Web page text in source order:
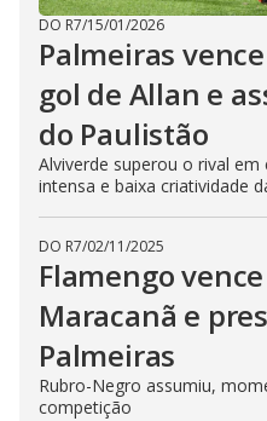
DO R7/15/01/2026
Palmeiras
gol de Allan e
do Paulistão
Alviverde superou o rival
intensa e baixa criatividade
DO R7/02/11/2025
Flamengo
Maracanã e
Palmeiras
Rubro-Negro assumiu,
competição